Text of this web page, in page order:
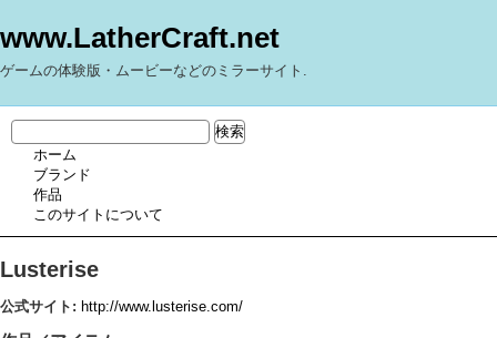
www.LatherCraft.net
ゲームの体験版・ムービーなどのミラーサイト.
ホーム
ブランド
作品
このサイトについて
Lusterise
公式サイト: http://www.lusterise.com/